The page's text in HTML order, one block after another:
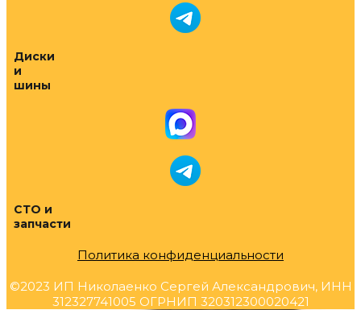
Диски
и
шины
СТО и
запчасти
Политика конфиденциальности
©2023 ИП Николаенко Сергей Александрович, ИНН
312327741005 ОГРНИП 320312300020421